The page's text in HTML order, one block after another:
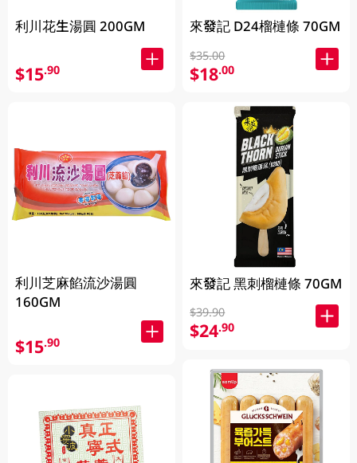
利川花生湯圓 200GM
$15.90
利川芝麻餡流沙湯圓
160GM
$15.90
來發記 D24榴槤條 70GM
$35.00
$18.00
來發記 黑刺榴槤條 70GM
$39.90
$24.90